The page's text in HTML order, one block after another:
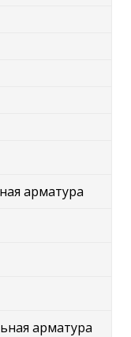
арматура
арматура